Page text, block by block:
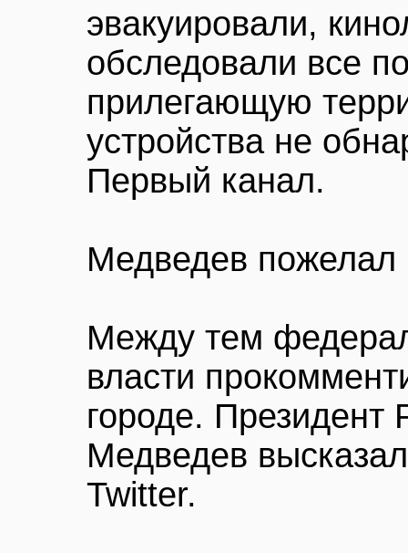
эвакуировали,
обследовали все
прилегающую
устройства не
Первый канал.
Медведев пожелал
Между тем
власти
городе. Президент
Медведев
Twitter.